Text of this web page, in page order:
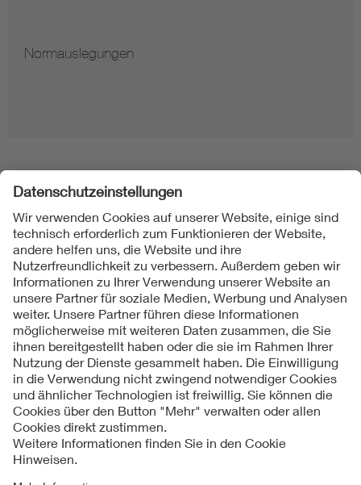
Normauslegungen
Folgen Sie uns
Kontakt
Impressum
Datenschutzinformationen
Cookie Hinweise